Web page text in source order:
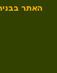
האתר